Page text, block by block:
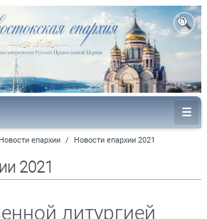
Новости епархии / Новости епархии 2021
2021
литургией